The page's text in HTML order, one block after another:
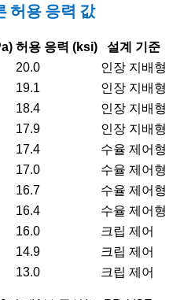
허용 응력 값
허용 응력 (ksi)
설계 기준
20.0
인장 지배형
19.1
인장 지배형
18.4
인장 지배형
17.9
인장 지배형
17.4
수율 제어형
17.0
수율 제어형
16.7
수율 제어형
16.4
수율 제어형
16.0
크립 제어
14.9
크립 제어
13.0 크립 제어